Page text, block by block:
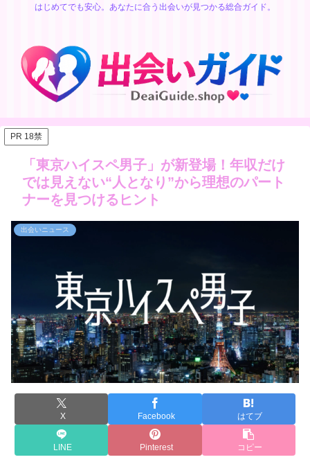
はじめてでも安心。あなたに合う出会いが見つかる総合ガイド。
PR 18禁
「東京ハイスペ男子」が新登場！年収だけ
では見えない“人となり”から理想のパート
ナーを見つけるヒント
出会いニュース
X Facebook はてブ
LINE Pinterest コピー